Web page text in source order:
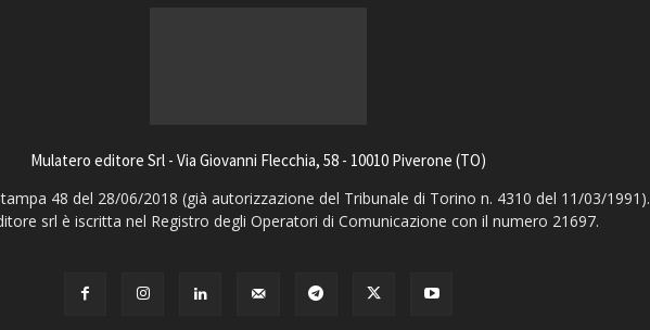
Mulatero editore Srl - Via Giovanni Flecchia, 58 - 10010 Piverone (TO)
48 del 28/06/2018 (già autorizzazione del Tribunale di Torino n. 4310 del 11/03/1991).
srl è iscritta nel Registro degli Operatori di Comunicazione con il numero 21697.